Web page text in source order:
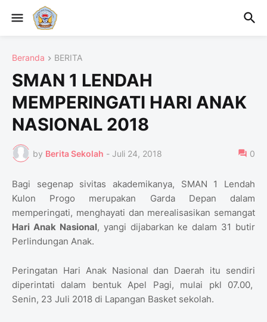
Beranda BERITA
SMAN 1 LENDAH
MEMPERINGATI HARI ANAK
NASIONAL 2018
by Berita Sekolah - Juli 24, 2018 0
Bagi segenap sivitas akademikanya, SMAN 1 Lendah
Kulon Progo merupakan Garda Depan dalam
memperingati, menghayati dan merealisasikan semangat
Hari Anak Nasional, yangi dijabarkan ke dalam 31 butir
Perlindungan Anak.
Peringatan Hari Anak Nasional dan Daerah itu sendiri
diperintati dalam bentuk Apel Pagi, mulai pkl 07.00,
Senin, 23 Juli 2018 di Lapangan Basket sekolah.